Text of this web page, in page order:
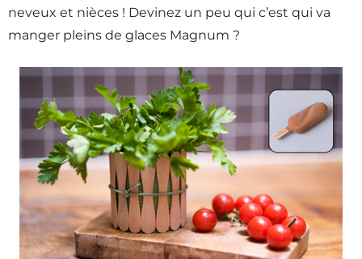
neveux et nièces ! Devinez un peu qui c’est qui va
manger pleins de glaces Magnum ?